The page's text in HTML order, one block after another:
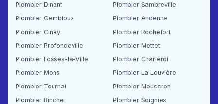
Plombier Dinant
Plombier Sambreville
Plombier Gembloux
Plombier Andenne
Plombier Ciney
Plombier Rochefort
Plombier Profondeville
Plombier Mettet
Plombier Fosses-la-Ville
Plombier Charleroi
Plombier Mons
Plombier La Louvière
Plombier Tournai
Plombier Mouscron
Plombier Binche
Plombier Soignies